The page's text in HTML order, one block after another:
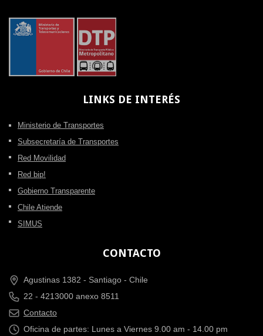
LINKS DE INTERÉS
Ministerio de Transportes
Subsecretaría de Transportes
Red Movilidad
Red bip!
Gobierno Transparente
Chile Atiende
SIMUS
CONTACTO
Agustinas 1382 - Santiago - Chile
22 - 4213000 anexo 8511
Contacto
Oficina de partes: Lunes a Viernes 9.00 am - 14.00 pm